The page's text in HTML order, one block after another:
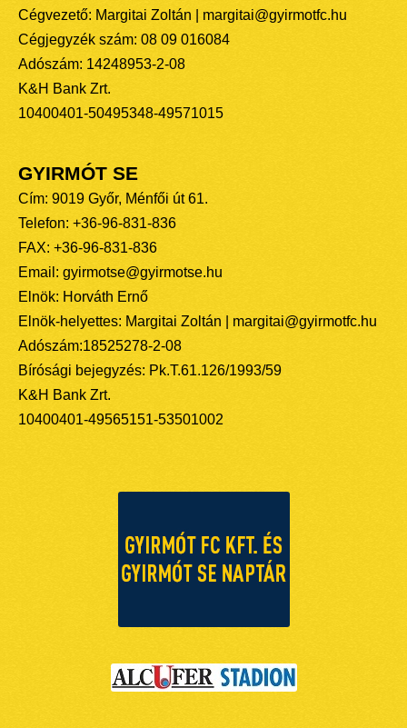
Cégvezető: Margitai Zoltán | margitai@gyirmotfc.hu
Cégjegyzék szám: 08 09 016084
Adószám: 14248953-2-08
K&H Bank Zrt.
10400401-50495348-49571015
GYIRMÓT SE
Cím: 9019 Győr, Ménfői út 61.
Telefon: +36-96-831-836
FAX: +36-96-831-836
Email: gyirmotse@gyirmotse.hu
Elnök: Horváth Ernő
Elnök-helyettes: Margitai Zoltán | margitai@gyirmotfc.hu
Adószám:18525278-2-08
Bírósági bejegyzés: Pk.T.61.126/1993/59
K&H Bank Zrt.
10400401-49565151-53501002